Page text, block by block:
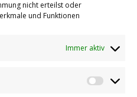
nicht erteilst oder
und Funktionen
Immer aktiv
Heimsieg gegen Lohnsfeld
Gegentor in Albisheim